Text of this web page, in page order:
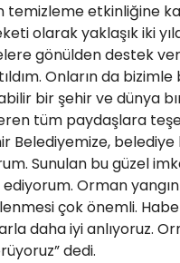
etkinliğine
olarak yaklaşık iki
gönülden destek
Onların da
bir şehir ve dünya
tüm paydaşlara
Belediyemize,
Sunulan bu güzel
Orman
çok önemli.
daha iyi anlıyoruz.
dedi.